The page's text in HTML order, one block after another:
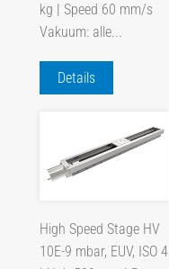
kg | Speed 60 mm/s
Vakuum: alle...
Details
High Speed Stage HV
10E-9 mbar, EUV, ISO 4